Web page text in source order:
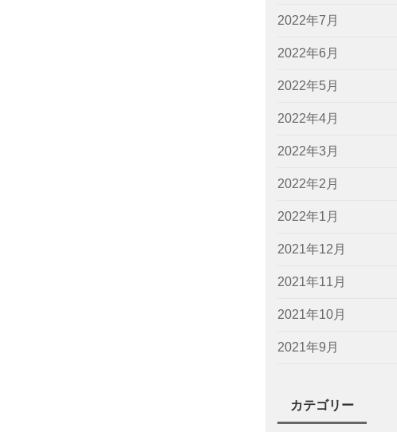
2022年7月
2022年6月
2022年5月
2022年4月
2022年3月
2022年2月
2022年1月
2021年12月
2021年11月
2021年10月
2021年9月
カテゴリー